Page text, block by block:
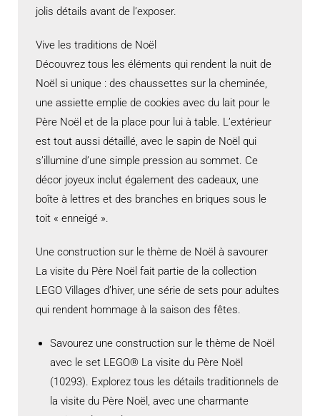
jolis détails avant de l’exposer.
Vive les traditions de Noël
Découvrez tous les éléments qui rendent la nuit de
Noël si unique : des chaussettes sur la cheminée,
une assiette emplie de cookies avec du lait pour le
Père Noël et de la place pour lui à table. L’extérieur
est tout aussi détaillé, avec le sapin de Noël qui
s’illumine d’une simple pression au sommet. Ce
décor joyeux inclut également des cadeaux, une
boîte à lettres et des branches en briques sous le
toit « enneigé ».
Une construction sur le thème de Noël à savourer
La visite du Père Noël fait partie de la collection
LEGO Villages d’hiver, une série de sets pour adultes
qui rendent hommage à la saison des fêtes.
Savourez une construction sur le thème de Noël
avec le set LEGO® La visite du Père Noël
(10293). Explorez tous les détails traditionnels de
la visite du Père Noël, avec une charmante